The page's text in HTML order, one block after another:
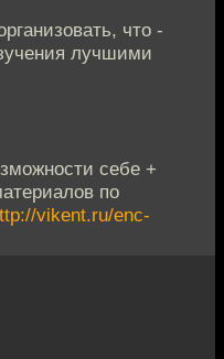
что -
лучшими
себе +
по
vikent.ru/enc-